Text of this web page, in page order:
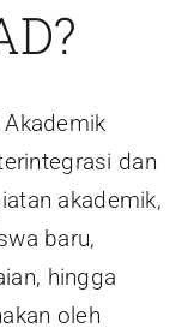
dan
akademik,
baru,
hingga
oleh